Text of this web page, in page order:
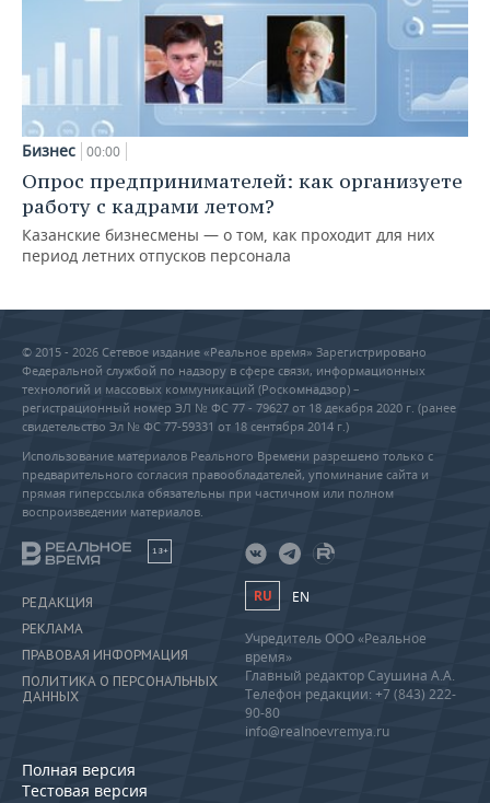
Бизнес 00:00
Опрос предпринимателей: как организуете
работу с кадрами летом?
Казанские бизнесмены — о том, как проходит для них
период летних отпусков персонала
© 2015 - 2026 Сетевое издание «Реальное время» Зарегистрировано
Федеральной службой по надзору в сфере связи, информационных
технологий и массовых коммуникаций (Роскомнадзор) –
регистрационный номер ЭЛ № ФС 77 - 79627 от 18 декабря 2020 г. (ранее
свидетельство Эл № ФС 77-59331 от 18 сентября 2014 г.)
Использование материалов Реального Времени разрешено только с
предварительного согласия правообладателей, упоминание сайта и
прямая гиперссылка обязательны при частичном или полном
воспроизведении материалов.
18+
РЕДАКЦИЯ
РЕКЛАМА
ПРАВОВАЯ ИНФОРМАЦИЯ
ПОЛИТИКА О ПЕРСОНАЛЬНЫХ
ДАННЫХ
Полная версия
Тестовая версия
RU EN
Учредитель ООО «Реальное
время»
Главный редактор Саушина А.А.
Телефон редакции: +7 (843) 222-
90-80
info@realnoevremya.ru